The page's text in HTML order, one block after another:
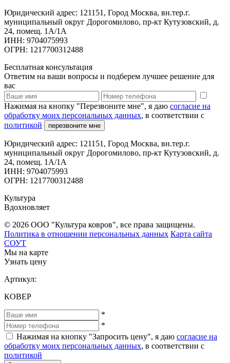
Юридический адрес: 121151, Город Москва, вн.тер.г.
муниципальный округ Дорогомилово, пр-кт Кутузовский, д.
24, помещ. 1А/1А
ИНН: 9704075993
ОГРН: 1217700312488
Бесплатная консультация
Ответим на ваши вопросы и подберем лучшее решение для
вас
Нажимая на кнопку "Перезвоните мне", я даю согласие на
обработку моих персональных данных, в соответствии с
политикой
перезвоните мне
Юридический адрес: 121151, Город Москва, вн.тер.г.
муниципальный округ Дорогомилово, пр-кт Кутузовский, д.
24, помещ. 1А/1А
ИНН: 9704075993
ОГРН: 1217700312488
Культура
Вдохновляет
© 2026 ООО "Культура ковров", все права защищены.
Политика в отношении персональных данных Карта сайта
СОУТ
Мы на карте
Узнать цену
Артикул:
КОВЕР
*
*
Нажимая на кнопку "Запросить цену", я даю согласие на
обработку моих персональных данных, в соответствии с
политикой